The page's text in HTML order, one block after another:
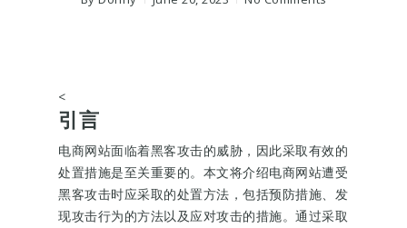
<
引言
电商网站面临着黑客攻击的威胁，因此采取有效的
处置措施是至关重要的。本文将介绍电商网站遭受
黑客攻击时应采取的处置方法，包括预防措施、发
现攻击行为的方法以及应对攻击的措施。通过采取